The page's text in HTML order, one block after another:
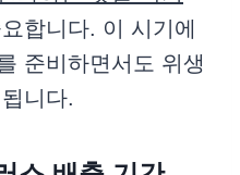
합니다. 이 시기에
준비하면서도 위생
니다.